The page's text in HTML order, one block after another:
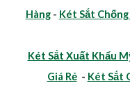
Hàng- Két Sắt Chống
Két Sắt Xuất Khẩu
Giá Rẻ- Két Sắt